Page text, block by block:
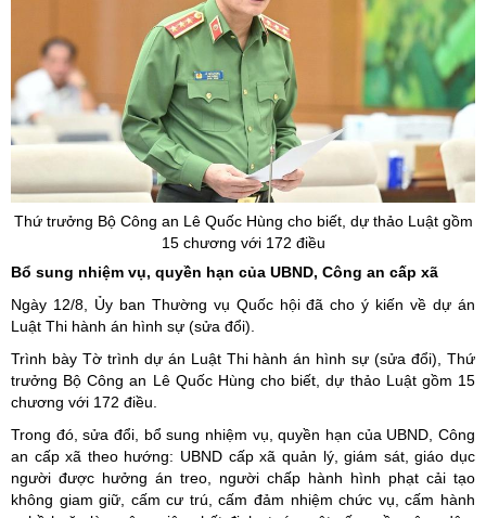
Thứ trưởng Bộ Công an Lê Quốc Hùng cho biết, dự thảo Luật gồm
15 chương với 172 điều
Bổ sung nhiệm vụ, quyền hạn của UBND, Công an cấp xã
Ngày 12/8, Ủy ban Thường vụ Quốc hội đã cho ý kiến về dự án
Luật Thi hành án hình sự (sửa đổi).
Trình bày Tờ trình dự án Luật Thi hành án hình sự (sửa đổi), Thứ
trưởng Bộ Công an Lê Quốc Hùng cho biết, dự thảo Luật gồm 15
chương với 172 điều.
Trong đó, sửa đổi, bổ sung nhiệm vụ, quyền hạn của UBND, Công
an cấp xã theo hướng: UBND cấp xã quản lý, giám sát, giáo dục
người được hưởng án treo, người chấp hành hình phạt cải tạo
không giam giữ, cấm cư trú, cấm đảm nhiệm chức vụ, cấm hành